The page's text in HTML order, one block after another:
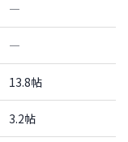
―
―
13.8帖
3.2帖